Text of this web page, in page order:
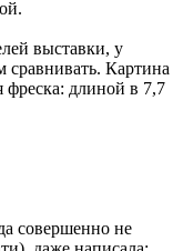
выставки, у
сравнивать. Картина
фреска: длиной в 7,7
совершенно не